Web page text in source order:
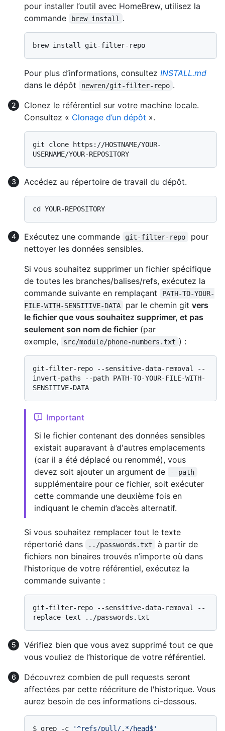
pour installer l’outil avec HomeBrew, utilisez la
commande
brew install .
Pour plus d’informations, consultez INSTALL.md
dans le dépôt
newren/git-filter-repo .
Clonez le référentiel sur votre machine locale.
Consultez « Clonage d’un dépôt ».
git clone https://HOSTNAME/YOUR-
Accédez au répertoire de travail du dépôt.
Exécutez une commande git-filter-repo
pour
nettoyer les données sensibles.
Si vous souhaitez supprimer un fichier spécifique
de toutes les branches/balises/refs, exécutez la
commande suivante en remplaçant
PATH-TO-YOUR-
FILE-WITH-SENSITIVE-DATA
par le chemin gitvers
le fichier que vous souhaitez supprimer, et pas
seulement son nom de fichier (par
exemple,
src/module/phone-numbers.txt ) :
git-filter-repo --sensitive-data-removal --
invert-paths --path PATH-TO-YOUR-FILE-WITH-
Important
Si le fichier contenant des données sensibles
existait auparavant à d'autres emplacements
(car il a été déplacé ou renommé), vous
devez soit ajouter un argument de
--path
supplémentaire pour ce fichier, soit exécuter
cette commande une deuxième fois en
indiquant le chemin d’accès alternatif.
Si vous souhaitez remplacer tout le texte
répertorié dans
../passwords.txt
à partir de
fichiers non binaires trouvés n’importe où dans
l’historique de votre référentiel, exécutez la
commande suivante :
git-filter-repo --sensitive-data-removal --
Vérifiez bien que vous avez supprimé tout ce que
vous vouliez de l’historique de votre référentiel.
Découvrez combien de pull requests seront
affectées par cette réécriture de l'historique. Vous
aurez besoin de ces informations ci-dessous.
$ grep -c '^refs/pull/.*/head$'